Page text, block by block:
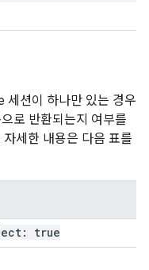
세션이 하나만 있는 경우
로 반환되는지 여부를
자세한 내용은 다음 표를
true